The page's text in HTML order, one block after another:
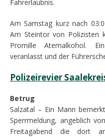
Fahrerlaubnis.
Am Samstag kurz nach
Am Steintor von Polizisten
Promille Atemalkohol.
veranlasst und der
Polizeirevier
Betrug
Salzatal – Ein Mann
Sperrmeldung, angeblich
Freitagabend die dort